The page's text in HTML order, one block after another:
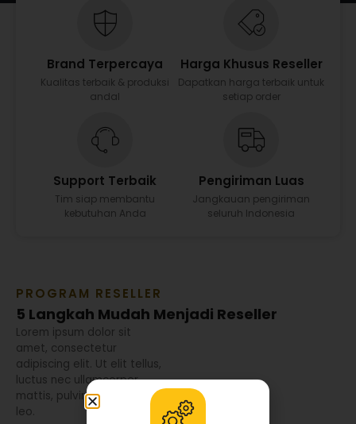
Brand Terpercaya
Kualitas terbaik & produksi
andal
Harga Khusus Reseller
Dapatkan harga terbaik untuk
setiap order
Support Terbaik
Tim siap membantu
kebutuhan Anda
Pengiriman Luas
Jangkauan pengiriman
seluruh Indonesia
PROGRAM RESELLER
5 Langkah Mudah Menjadi Reseller
Lorem ipsum dolor sit
amet, consectetur
adipiscing elit. Ut elit tellus,
luctus nec ullamcorper
mattis, pulvinar dapibus
leo.